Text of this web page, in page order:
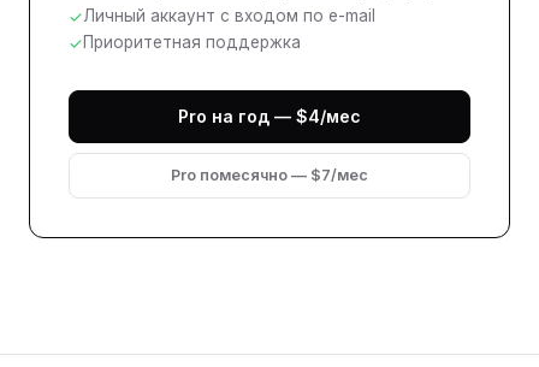
✓Личный аккаунт с входом по e-mail
✓Приоритетная поддержка
Pro на год — $4/мес
Pro помесячно — $7/мес